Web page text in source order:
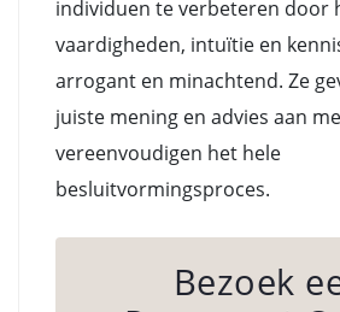
individuen te verbeteren door
vaardigheden, intuïtie en
arrogant en minachtend. Ze
juiste mening en advies aan
vereenvoudigen het hele
besluitvormingsproces.
Bezoek